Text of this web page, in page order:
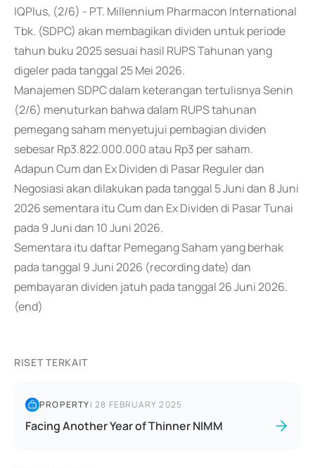
IQPlus, (2/6) - PT. Millennium Pharmacon International
Tbk. (SDPC) akan membagikan dividen untuk periode
tahun buku 2025 sesuai hasil RUPS Tahunan yang
digeler pada tanggal 25 Mei 2026.
Manajemen SDPC dalam keterangan tertulisnya Senin
(2/6) menuturkan bahwa dalam RUPS tahunan
pemegang saham menyetujui pembagian dividen
sebesar Rp3.822.000.000 atau Rp3 per saham.
Adapun Cum dan Ex Dividen di Pasar Reguler dan
Negosiasi akan dilakukan pada tanggal 5 Juni dan 8 Juni
2026 sementara itu Cum dan Ex Dividen di Pasar Tunai
pada 9 Juni dan 10 Juni 2026.
Sementara itu daftar Pemegang Saham yang berhak
pada tanggal 9 Juni 2026 (recording date) dan
pembayaran dividen jatuh pada tanggal 26 Juni 2026.
(end)
RISET TERKAIT
PROPERTY|28 FEBRUARY 2025
Facing Another Year of Thinner NIMM